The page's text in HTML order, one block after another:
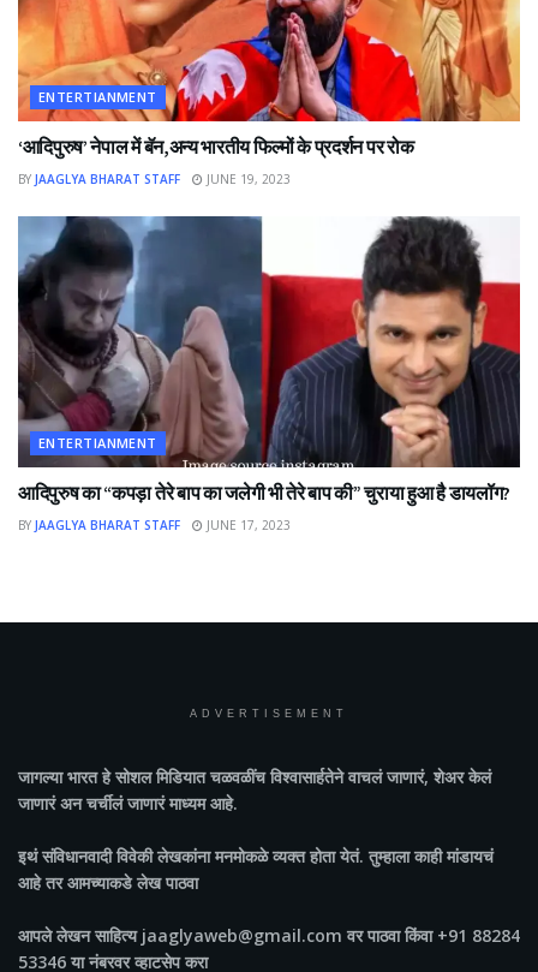
ENTERTIANMENT
‘आदिपुरुष’ नेपाल में बॅन,अन्य भारतीय फिल्मों के प्रदर्शन पर रोक
BY JAAGLYA BHARAT STAFF JUNE 19, 2023
ENTERTIANMENT
आदिपुरुष का “कपड़ा तेरे बाप का जलेगी भी तेरे बाप की” चुराया हुआ है डायलॉग?
BY JAAGLYA BHARAT STAFF JUNE 17, 2023
ADVERTISEMENT
जागल्या भारतहे सोशल मिडियात चळवळींच विश्वासार्हतेने वाचलं जाणारं, शेअर केलं
जाणारं अन चर्चीलं जाणारं माध्यम आहे.
इथं संविधानवादी विवेकी लेखकांना मनमोकळे व्यक्त होता येतं. तुम्हाला काही मांडायचं
आहे तर आमच्याकडे लेख पाठवा
आपले लेखन साहित्य jaaglyaweb@gmail.com वर पाठवा किंवा +91 88284
53346 या नंबरवर व्हाटसेप करा